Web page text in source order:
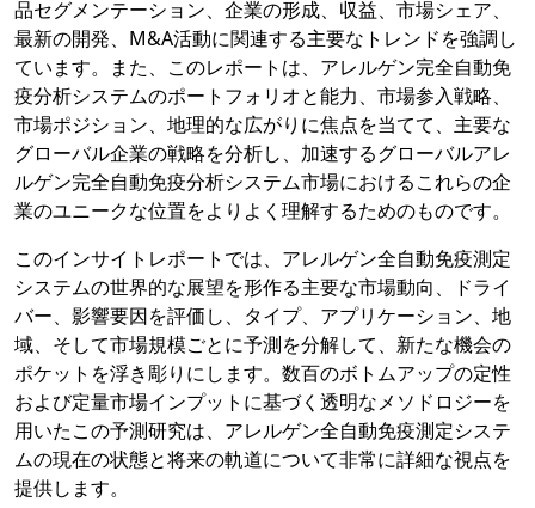
品セグメンテーション、企業の形成、収益、市場シェア、
最新の開発、M&A活動に関連する主要なトレンドを強調し
ています。また、このレポートは、アレルゲン完全自動免
疫分析システムのポートフォリオと能力、市場参入戦略、
市場ポジション、地理的な広がりに焦点を当てて、主要な
グローバル企業の戦略を分析し、加速するグローバルアレ
ルゲン完全自動免疫分析システム市場におけるこれらの企
業のユニークな位置をよりよく理解するためのものです。
このインサイトレポートでは、アレルゲン全自動免疫測定
システムの世界的な展望を形作る主要な市場動向、ドライ
バー、影響要因を評価し、タイプ、アプリケーション、地
域、そして市場規模ごとに予測を分解して、新たな機会の
ポケットを浮き彫りにします。数百のボトムアップの定性
および定量市場インプットに基づく透明なメソドロジーを
用いたこの予測研究は、アレルゲン全自動免疫測定システ
ムの現在の状態と将来の軌道について非常に詳細な視点を
提供します。